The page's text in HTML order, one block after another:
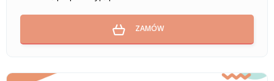
ZAMÓW